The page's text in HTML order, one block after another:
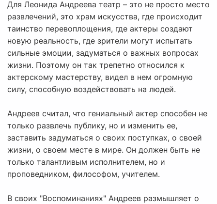
Для Леонида Андреева театр – это не просто место
развлечений, это храм искусства, где происходит
таинство перевоплощения, где актеры создают
новую реальность, где зрители могут испытать
сильные эмоции, задуматься о важных вопросах
жизни. Поэтому он так трепетно относился к
актерскому мастерству, видел в нем огромную
силу, способную воздействовать на людей.
Андреев считал, что гениальный актер способен не
только развлечь публику, но и изменить ее,
заставить задуматься о своих поступках, о своей
жизни, о своем месте в мире. Он должен быть не
только талантливым исполнителем, но и
проповедником, философом, учителем.
В своих "Воспоминаниях" Андреев размышляет о